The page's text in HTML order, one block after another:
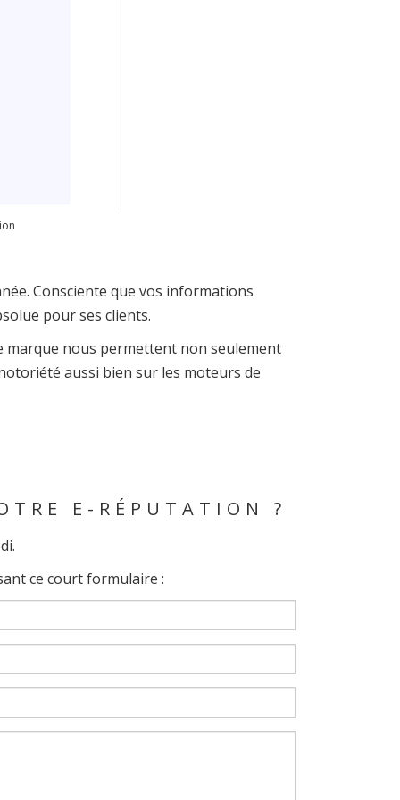
Consciente que vos informations
pour ses clients.
marque nous permettent non seulement
aussi bien sur les moteurs de
E-RÉPUTATION ?
ce court formulaire :